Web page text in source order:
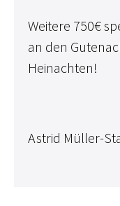
Weitere 750€
an den
Heinachten!
Astrid Müller-